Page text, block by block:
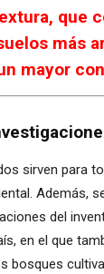
que
más
mayor
sirven para
Además,
del
en el que
bosques